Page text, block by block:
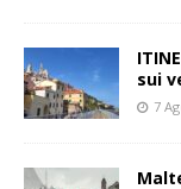
sui
7